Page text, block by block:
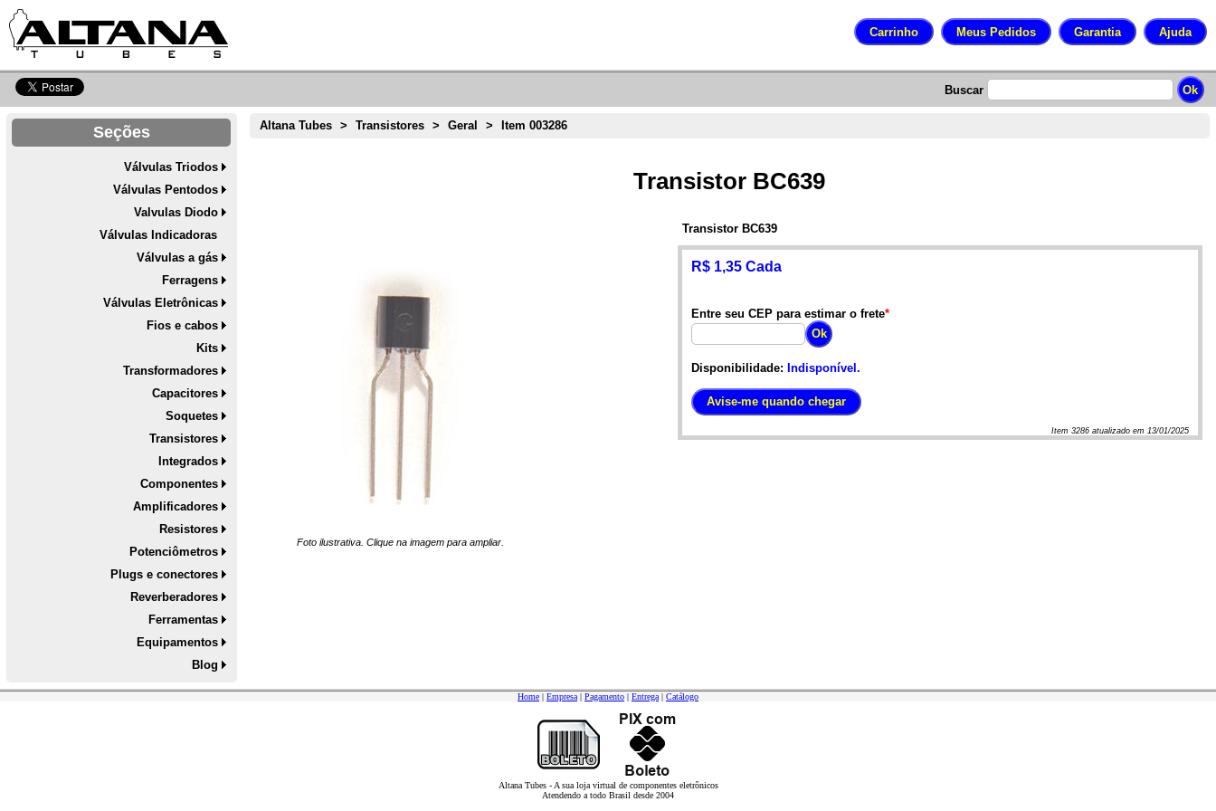
Buscar
Seções
Válvulas Triodos
Válvulas Pentodos
Valvulas Diodo
Válvulas Indicadoras
Válvulas a gás
Ferragens
Válvulas Eletrônicas
Fios e cabos
Kits
Transformadores
Capacitores
Soquetes
Transistores
Integrados
Componentes
Amplificadores
Resistores
Potenciômetros
Plugs e conectores
Reverberadores
Ferramentas
Equipamentos
Blog
Altana Tubes > Transistores > Geral > Item 003286
Transistor BC639
Transistor BC639
Foto ilustrativa. Clique na imagem para ampliar.
R$ 1,35 Cada
Entre seu CEP para estimar o frete*
Disponibilidade: Indisponível.
Item3286 atualizado em 13/01/2025
Home | Empresa | Pagamento | Entrega | Catálogo
Altana Tubes - A sua loja virtual de componentes eletrônicos
Atendendo a todo Brasil desde 2004